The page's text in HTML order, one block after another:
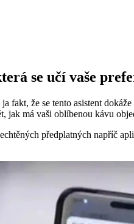
se učí vaše
fakt, že se tento asistent
jak má vaši oblíbenou kávu
předplatných napříč